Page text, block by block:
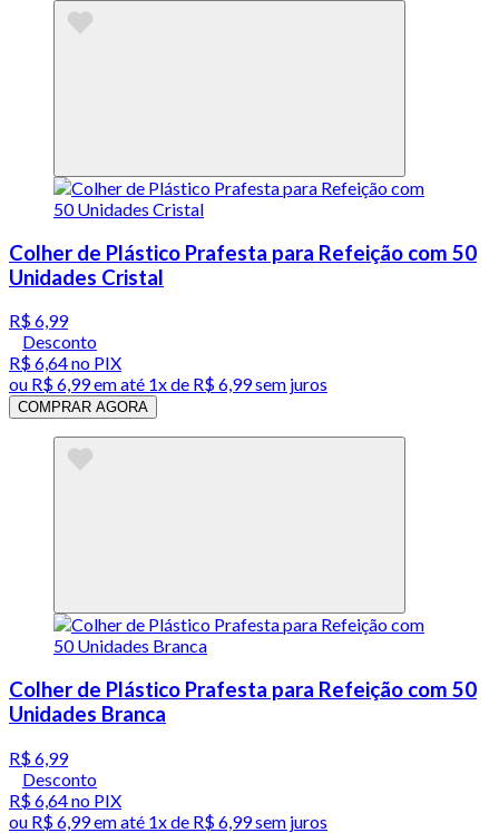
Colher de Plástico Prafesta para Refeição com 50
Unidades Cristal
R$ 6,99
Desconto
R$ 6,64no PIX
ou R$ 6,99em até 1x de R$ 6,99sem juros
COMPRAR AGORA
Colher de Plástico Prafesta para Refeição com 50
Unidades Branca
R$ 6,99
Desconto
R$ 6,64no PIX
ou R$ 6,99em até 1x de R$ 6,99sem juros